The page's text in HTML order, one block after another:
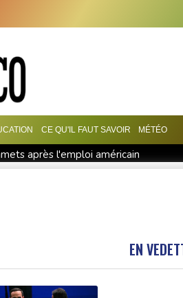
CE QU'IL FAUT SAVOIR MÉTÉO
après l'emploi américain
Ventoux et endosse le maillot jaune
précisées
en hausse
EN